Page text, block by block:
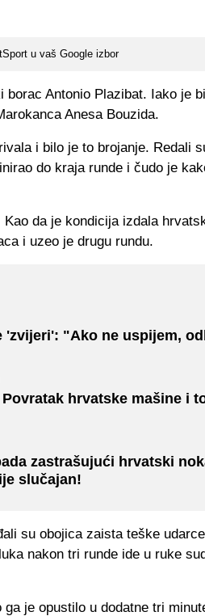
u vaš Google izbor
Antonio Plazibat. Iako je
Anesa Bouzida.
i bilo je to brojanje. Redali
do kraja runde i čudo je
da je kondicija izdala
i uzeo je drugu rundu.
'zvijeri': "Ako ne uspijem,
hrvatske mašine i
zastrašujući hrvatski
slučajan!
su obojica zaista teške
nakon tri runde ide u ruke
je opustilo u dodatne tri